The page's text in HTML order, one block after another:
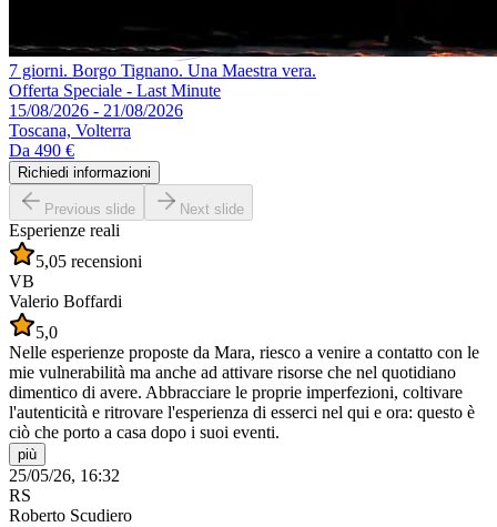
7 giorni. Borgo Tignano. Una Maestra vera.
Offerta Speciale - Last Minute
15/08/2026 - 21/08/2026
Toscana, Volterra
Da 490 €
Richiedi informazioni
Previous slide Next slide
Esperienze reali
5,05 recensioni
VB
Valerio Boffardi
5,0
Nelle esperienze proposte da Mara, riesco a venire a contatto con le
mie vulnerabilità ma anche ad attivare risorse che nel quotidiano
dimentico di avere. Abbracciare le proprie imperfezioni, coltivare
l'autenticità e ritrovare l'esperienza di esserci nel qui e ora: questo è
ciò che porto a casa dopo i suoi eventi.
più
25/05/26, 16:32
RS
Roberto Scudiero